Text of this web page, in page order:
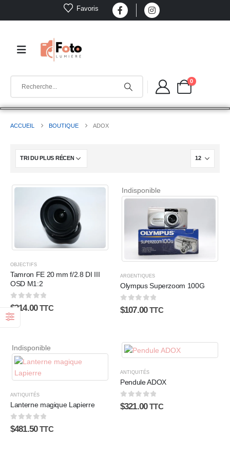
Favoris
0
ACCUEIL BOUTIQUE ADOX
OBJECTIFS
Tamron FE 20 mm f/2.8 DI III
OSD M1:2
0sur 5
$214.00 TTC
Indisponible
ARGENTIQUES
Olympus Superzoom 100G
0sur 5
$107.00 TTC
Indisponible
ANTIQUITÉS
Lanterne magique Lapierre
0sur 5
$481.50 TTC
ANTIQUITÉS
Pendule ADOX
0sur 5
$321.00 TTC